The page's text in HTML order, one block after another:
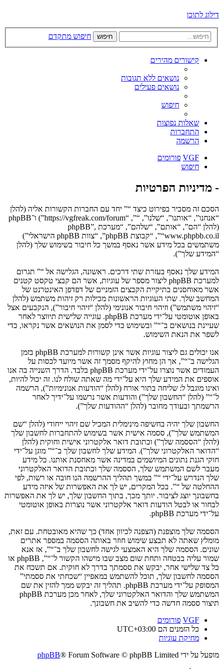
דילוג לתוכן
חיפוש חיפוש מתקדם
קישורים מהירים
נושאים ללא תגובות
נושאים פעילים
חיפוש
שאלות נפוצות
התחברות
הרשמה
VGF פורומים
חיפוש
- מדיניות הפרטיות
הסכם זה מסביר בפירוט כיצד “” יחד עם החברות הקשורות אליה (להלן
“אנחנו”, “אותנו”, “שלנו”, “”, “https://vgfreak.com/forum”) ו־phpBB
(להלן “הם”, “אותם”, “שלהם”, “מערכת phpBB”,
“www.phpbb.co.il”, “קבוצת phpBB”, “צוות phpBB הישראלי”)
משתמשים בכל מידע אשר נאסף במשך כל חיבור בשימוש שלך (להלן
“המידע שלך”).
המידע שלך נאסף בעזרת שתי דרכים. ראשונה, הגלישה אל “” תגרום
למערכת phpBB ליצור מספר של עוגיות, אשר הם קבצי טקסט קטנים
אשר מאוחסנים בתיקיית הקבצים הזמניים של דפדפן האינטרנט של
המחשב שלך. שתי העוגיות הראשונות מכילות רק זיהות משתמש (להלן
“זיהוי משתמש”) וזיהוי חיבור אנונימי (להלן “זיהוי חיבור”), הנקבעים אצל
באופן אוטומטי על־ידי מערכת phpBB. עוגייה שלישית תיווצר לאחר
שעיינת בנושאים ב־“” ובשימוש כדי לסמן את הנושאים אשר נקראו, כדי
לשפר את הנאת השימוש.
אנו יכולים גם ליצור עוגיות אשר אינן קשורות למערכת phpBB בזמן
הגלישה ב־“”, אך הן מחוץ להיקף מסמך זה אשר מיועד לכסות על
העמודים אשר נוצרו על־ידי מערכת phpBB בלבד. הדרך השנייה בה אנו
אוספים את המידע שלך היא על־ידי מה שאתה שולח לנו. זה יכול להיות,
ואינו מוגבל ל: שליחה בתור אורח (להלן “הודעות אנונימיות”), הרשמה
ל־“” (להלן “החשבון שלך”) והודעות אשר נרשמו על־ידיך לאחר
הרשמתך ובעודך מחובר (להלן “ההודעות שלך”).
החשבון שלך יהיה בחשיפה מינימלית המכיל שם זיהוי ייחודי (להלן “שם
המשתמש שלך”), ססמה אישית אשר בשימוש להתחברות לחשבון שלך
(להלן “הססמה שלך”) וכתובת דואר אלקטרוני אישית וחוקית (להלן
“הדואר האלקטרוני שלך”). המידע שלך לחשבון שלך ב־“” מוגן על־ידי
חוקי הגנת נתונים המיושמים במדינה אשר מאחסנת אותנו. כל מידע
מעבר לשם המשתמש שלך, הססמה שלך וכתובת הדואר האלקטרוני
שלך הנדרש על־ידי “” במשך תהליך ההרשמה הנו חובה או רשות, לפי
ההחלטה של “”. בכל המקרים, יש לך את האפשרות של איזה מידע
בחשבונך יוצג לציבור. יותך מכך, בתוך החשבון שלך, יש לך את האפשרות
לבחור או לבטל הודעות דואר אלקטרוני אשר נוצרות באופן אוטומטי
על־ידי מערכת phpBB.
הססמה שלך מוצפנת (הצפנה לכיוון אחד) כך שהיא מאובטחת. עם זאת,
מומלץ שאתה לא תבצע שימוש חוזר באותה הססמה במספר אתרים
שונים. הססמה שלך היא האמצעי לגישה לחשבון שלך ב־“”, אז אנא
שמור עליה בבטחה ותחת שום מצב שבו מישהו הקשור ל־“”, phpBB או
כל צד שלישי אחר, יבקש את ססמתך בדרך לא חוקית. אם תשכח את
הססמה לחשבון שלך, תוכל להשתמש במאפיין “שכחתי את ססמתי”
המסופק על־ידי מערכת phpBB. תהליך זה יבקש ממך להזין את שם
המשתמש שלך והדואר האלקטרוני שלך, לאחר מכן מערכת phpBB
תיצור ססמה חדשה כדי להשיב את חשבונך.
VGF פורומים
כל הזמנים הם UTC+03:00
מחיקת עוגיות
מופעל על ידי
phpBB® Forum Software © phpBB Limited